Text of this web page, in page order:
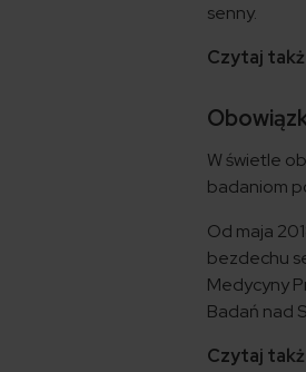
senny.
Czytaj
W świetle
badaniom
Od maja
bezdechu
Medycyny
Badań nad
Czytaj